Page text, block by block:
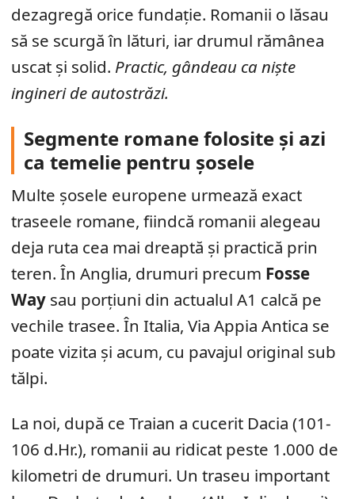
dezagregă orice fundație. Romanii o lăsau
să se scurgă în lături, iar drumul rămânea
uscat și solid. Practic, gândeau ca niște
ingineri de autostrăzi.
Segmente romane folosite și azi
ca temelie pentru șosele
Multe șosele europene urmează exact
traseele romane, fiindcă romanii alegeau
deja ruta cea mai dreaptă și practică prin
teren. În Anglia, drumuri precum Fosse
Way sau porțiuni din actualul A1 calcă pe
vechile trasee. În Italia, Via Appia Antica se
poate vizita și acum, cu pavajul original sub
tălpi.
La noi, după ce Traian a cucerit Dacia (101-
106 d.Hr.), romanii au ridicat peste 1.000 de
kilometri de drumuri. Un traseu important